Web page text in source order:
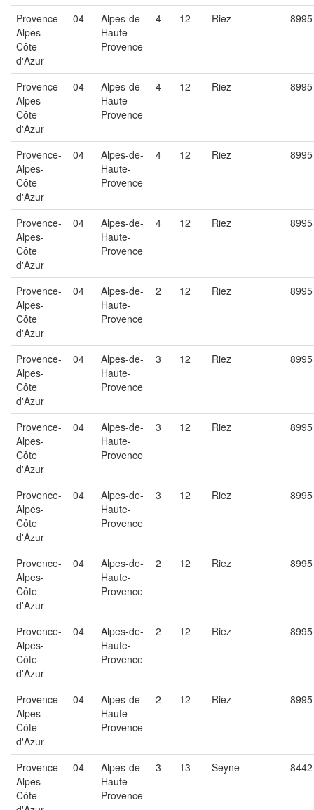
Provence-
Alpes-
Côte
d'Azur
04
Alpes-de-
Haute-
Provence
4 12 Riez 8995
Provence-
Alpes-
Côte
d'Azur
04
Alpes-de-
Haute-
Provence
4 12 Riez 8995
Provence-
Alpes-
Côte
d'Azur
04
Alpes-de-
Haute-
Provence
4 12 Riez 8995
Provence-
Alpes-
Côte
d'Azur
04
Alpes-de-
Haute-
Provence
4 12 Riez 8995
Provence-
Alpes-
Côte
d'Azur
04
Alpes-de-
Haute-
Provence
2 12 Riez 8995
Provence-
Alpes-
Côte
d'Azur
04
Alpes-de-
Haute-
Provence
3 12 Riez 8995
Provence-
Alpes-
Côte
d'Azur
04
Alpes-de-
Haute-
Provence
3 12 Riez 8995
Provence-
Alpes-
Côte
d'Azur
04
Alpes-de-
Haute-
Provence
3 12 Riez 8995
Provence-
Alpes-
Côte
d'Azur
04
Alpes-de-
Haute-
Provence
2 12 Riez 8995
Provence-
Alpes-
Côte
d'Azur
04
Alpes-de-
Haute-
Provence
2 12 Riez 8995
Provence-
Alpes-
Côte
d'Azur
04
Alpes-de-
Haute-
Provence
2 12 Riez 8995
Provence-
Alpes-
Côte
04
Alpes-de-
Haute-
Provence
3 13 Seyne 8442